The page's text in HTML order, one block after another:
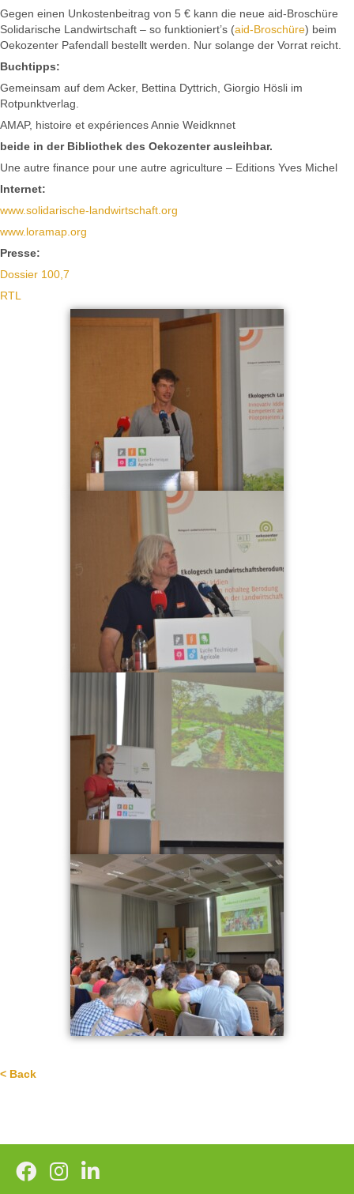
Gegen einen Unkostenbeitrag von 5 € kann die neue aid-Broschüre
Solidarische Landwirtschaft – so funktioniert’s (aid-Broschüre) beim
Oekozenter Pafendall bestellt werden. Nur solange der Vorrat reicht.
Buchtipps:
Gemeinsam auf dem Acker, Bettina Dyttrich, Giorgio Hösli im
Rotpunktverlag.
AMAP, histoire et expériences Annie Weidknnet
beide in der Bibliothek des Oekozenter ausleihbar.
Une autre finance pour une autre agriculture – Editions Yves Michel
Internet:
www.solidarische-landwirtschaft.org
www.loramap.org
Presse:
Dossier 100,7
RTL
< Back